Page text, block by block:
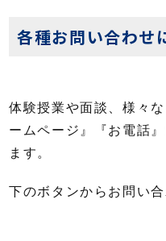
各種お問い合わせ
体験授業や面談、様々
ームページ』『お電話
ます。
下のボタンからお問い合